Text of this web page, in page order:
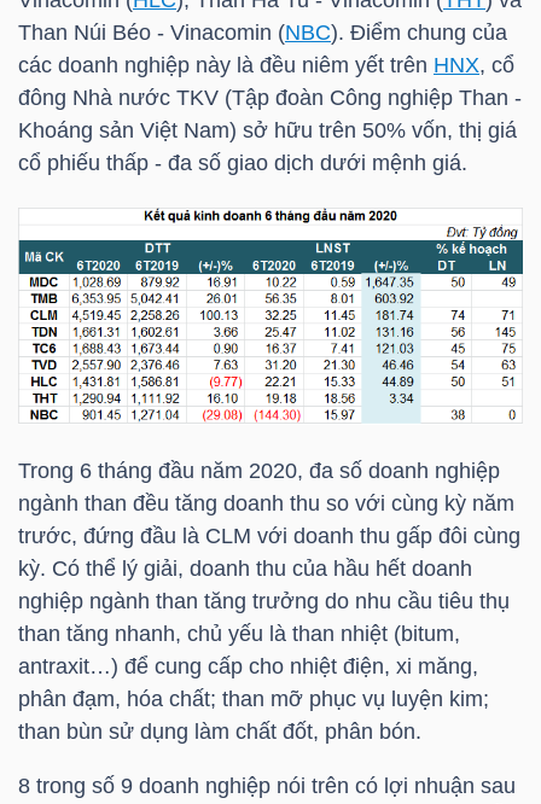
Than Núi Béo - Vinacomin (NBC). Điểm chung của
các doanh nghiệp này là đều niêm yết trên HNX, cổ
đông Nhà nước TKV (Tập đoàn Công nghiệp Than -
Khoáng sản Việt Nam) sở hữu trên 50% vốn, thị giá
cổ phiếu thấp - đa số giao dịch dưới mệnh giá.
Trong 6 tháng đầu năm 2020, đa số doanh nghiệp
ngành than đều tăng doanh thu so với cùng kỳ năm
trước, đứng đầu là CLM với doanh thu gấp đôi cùng
kỳ. Có thể lý giải, doanh thu của hầu hết doanh
nghiệp ngành than tăng trưởng do nhu cầu tiêu thụ
than tăng nhanh, chủ yếu là than nhiệt (bitum,
antraxit…) để cung cấp cho nhiệt điện, xi măng,
phân đạm, hóa chất; than mỡ phục vụ luyện kim;
than bùn sử dụng làm chất đốt, phân bón.
8 trong số 9 doanh nghiệp nói trên có lợi nhuận sau
ĐÔNG
DƯƠNG
TÀI
CÁ
NHÂN
PHÂN
TÍCH
VIETSTOCKFINANCE
VĨ
MÔ
NGÀNH